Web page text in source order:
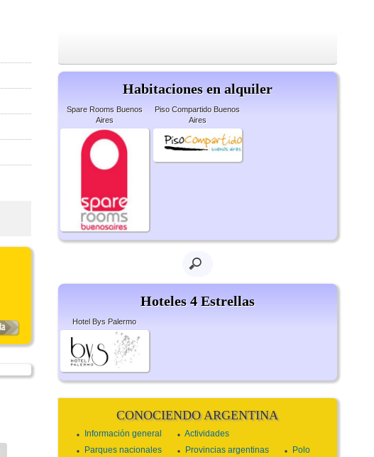
Habitaciones en alquiler
Spare Rooms Buenos
Aires
Piso Compartido Buenos
Aires
Hoteles 4 Estrellas
Hotel Bys Palermo
CONOCIENDO ARGENTINA
Información general
Actividades
Parques nacionales
Provincias argentinas Polo